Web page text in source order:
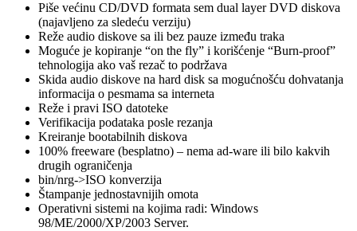
Piše većinu CD/DVD formata sem dual layer DVD diskova
(najavljeno za sledeću verziju)
Reže audio diskove sa ili bez pauze između traka
Moguće je kopiranje “on the fly” i korišćenje “Burn-proof”
tehnologija ako vaš rezač to podržava
Skida audio diskove na hard disk sa mogućnošću dohvatanja
informacija o pesmama sa interneta
Reže i pravi ISO datoteke
Verifikacija podataka posle rezanja
Kreiranje bootabilnih diskova
100% freeware (besplatno) – nema ad-ware ili bilo kakvih
drugih ograničenja
bin/nrg->ISO konverzija
Štampanje jednostavnijih omota
Operativni sistemi na kojima radi: Windows
98/ME/2000/XP/2003 Server.